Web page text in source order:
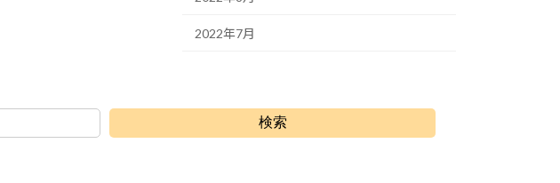
2022年7月
検索